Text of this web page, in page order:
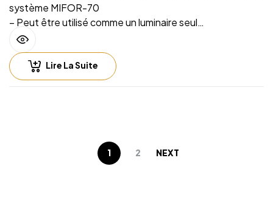
système MIFOR-70
– Peut être utilisé comme un luminaire seul
– Source lumineuse intégrée et système de suspension
sur filins
– Hauteur de suspension facilement réglable
– Compatible with lighting control including Casambi
– Luminaire fourni sans alimentation LED
Lire La Suite
1 2 NEXT